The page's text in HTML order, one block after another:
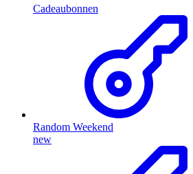
Cadeaubonnen
Random Weekend
new